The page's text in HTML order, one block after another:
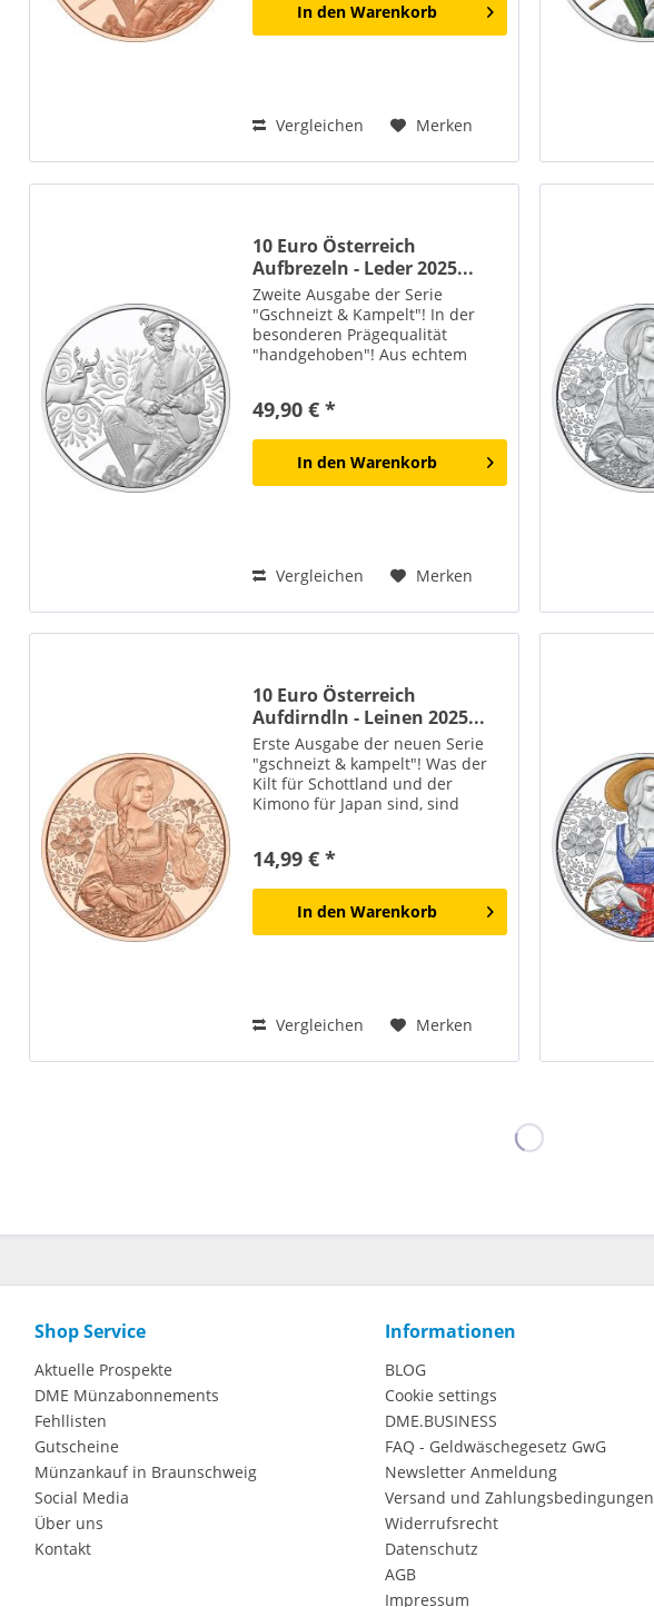
In den Warenkorb
Vergleichen Merken
10 Euro Österreich
Aufbrezeln - Leder 2025...
Zweite Ausgabe der Serie
"Gschneizt & Kampelt"! In der
besonderen Prägequalität
"handgehoben"! Aus echtem
Lederhose ist mehr als nur ein
49,90 € *
In den Warenkorb
Vergleichen Merken
10 Euro Österreich
Aufdirndln - Leinen 2025...
Erste Ausgabe der neuen Serie
"gschneizt & kampelt"! Was der
Kilt für Schottland und der
Kimono für Japan sind, sind
„gschneizt & kampelt" der Münze
Österreich ehrt die...
14,99 € *
In den Warenkorb
Vergleichen Merken
Shop Service
Aktuelle Prospekte
DME Münzabonnements
Fehllisten
Gutscheine
Münzankauf in Braunschweig
Social Media
Über uns
Kontakt
Informationen
BLOG
Cookie settings
DME.BUSINESS
FAQ - Geldwäschegesetz GwG
Newsletter Anmeldung
Versand und Zahlungsbedingungen
Widerrufsrecht
Datenschutz
AGB
Impressum